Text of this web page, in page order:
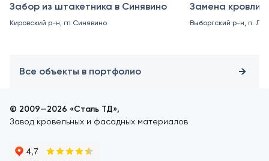
Забор из штакетника в Синявино
Кировский р-н, гп Синявино
Замена кровли
Выборгский р-н, п.
Все объекты в портфолио
© 2009—2026 «Сталь ТД»,
Завод кровельных и фасадных материалов